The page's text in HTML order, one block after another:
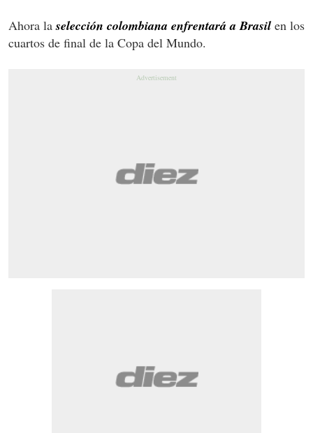
Ahora laselección colombiana enfrentará a Brasil en los
cuartos de final de la Copa del Mundo.